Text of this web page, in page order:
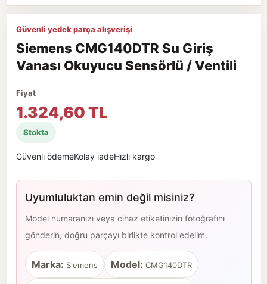
Güvenli yedek parça alışverişi
Siemens CMG140DTR Su Giriş
Vanası Okuyucu Sensörlü / Ventili
Fiyat
1.324,60 TL
Stokta
Güvenli ödemeKolay iadeHızlı kargo
Uyumluluktan emin değil misiniz?
Model numaranızı veya cihaz etiketinizin fotoğrafını
gönderin, doğru parçayı birlikte kontrol edelim.
Marka: Siemens Model: CMG140DTR